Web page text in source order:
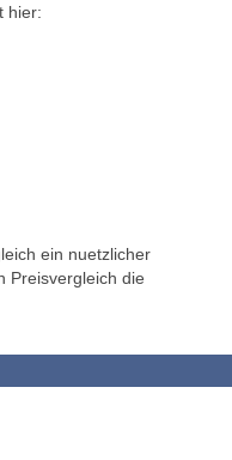
hier:
ein nuetzlicher
Preisvergleich die